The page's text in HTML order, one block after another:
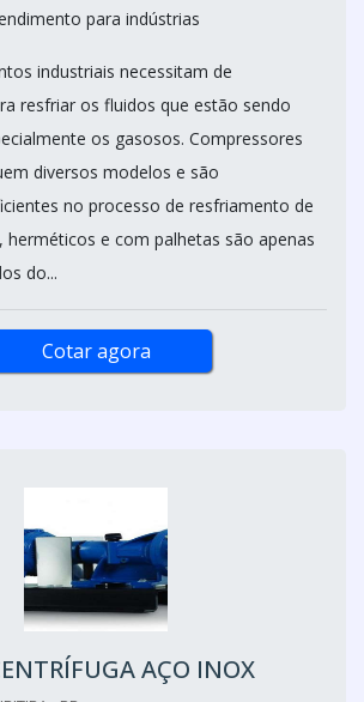
para indústrias
industriais necessitam de
resfriar os fluidos que estão sendo
os gasosos. Compressores
diversos modelos e são
no processo de resfriamento de
herméticos e com palhetas são apenas
do...
Cotar agora
AÇO INOX